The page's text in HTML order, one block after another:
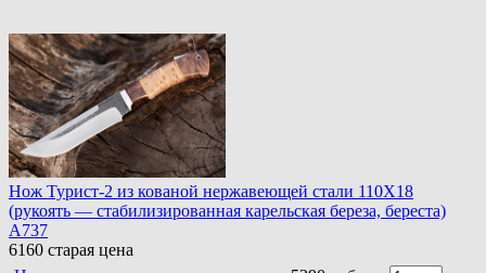
Нож Турист-2 из кованой нержавеющей стали 110Х18
(рукоять — стабилизированная карельская береза, береста)
A737
6160 старая цена